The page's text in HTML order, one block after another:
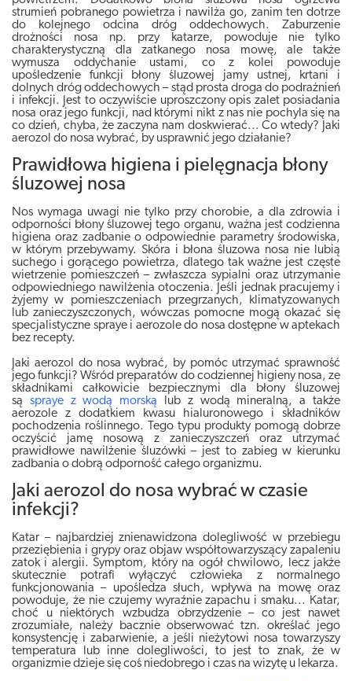
strumień pobranego powietrza i nawilża go, zanim ten dotrze
do kolejnego odcina dróg oddechowych. Zaburzenie
drożności nosa np. przy katarze, powoduje nie tylko
charakterystyczną dla zatkanego nosa mowę, ale także
wymusza oddychanie ustami, co z kolei powoduje
upośledzenie funkcji błony śluzowej jamy ustnej, krtani i
dolnych dróg oddechowych – stąd prosta droga do podrażnień
i infekcji. Jest to oczywiście uproszczony opis zalet posiadania
nosa oraz jego funkcji, nad którymi nikt z nas nie pochyla się na
co dzień, chyba, że zaczyna nam doskwierać... Co wtedy? Jaki
aerozol do nosa wybrać, by usprawnić jego działanie?
Prawidłowa higiena i pielęgnacja błony
śluzowej nosa
Nos wymaga uwagi nie tylko przy chorobie, a dla zdrowia i
odporności błony śluzowej tego organu, ważna jest codzienna
higiena oraz zadbanie o odpowiednie parametry środowiska,
w którym przebywamy. Skóra i błona śluzowa nosa nie lubią
suchego i gorącego powietrza, dlatego tak ważne jest częste
wietrzenie pomieszczeń – zwłaszcza sypialni oraz utrzymanie
odpowiedniego nawilżenia otoczenia. Jeśli jednak pracujemy i
żyjemy w pomieszczeniach przegrzanych, klimatyzowanych
lub zanieczyszczonych, wówczas pomocne mogą okazać się
specjalistyczne spraye i aerozole do nosa dostępne w aptekach
bez recepty.
Jaki aerozol do nosa wybrać, by pomóc utrzymać sprawność
jego funkcji? Wśród preparatów do codziennej higieny nosa, ze
składnikami całkowicie bezpiecznymi dla błony śluzowej
są spraye z wodą morską lub z wodą mineralną, a także
aerozole z dodatkiem kwasu hialuronowego i składników
pochodzenia roślinnego. Tego typu produkty pomogą dobrze
oczyścić jamę nosową z zanieczyszczeń oraz utrzymać
prawidłowe nawilżenie śluzówki – jest to zabieg w kierunku
zadbania o dobrą odporność całego organizmu.
Jaki aerozol do nosa wybrać w czasie
infekcji?
Katar – najbardziej znienawidzona dolegliwość w przebiegu
przeziębienia i grypy oraz objaw współtowarzyszący zapaleniu
zatok i alergii. Symptom, który na ogół chwilowo, lecz jakże
skutecznie potrafi wyłączyć człowieka z normalnego
funkcjonowania – upośledza słuch, wpływa na mowę oraz
powoduje, że nie czujemy wyraźnie zapachu i smaku... Katar,
choć u niektórych wzbudza obrzydzenie – co jest nawet
zrozumiałe, należy bacznie obserwować tzn. określać jego
konsystencję i zabarwienie, a jeśli nieżytowi nosa towarzyszy
temperatura lub inne dolegliwości, to jest to znak, że w
organizmie dzieje się coś niedobrego i czas na wizytę u lekarza.